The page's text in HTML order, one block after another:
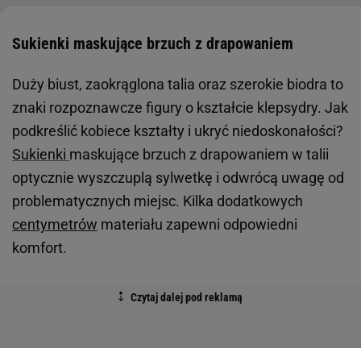
Sukienki maskujące brzuch z drapowaniem
Duży biust, zaokrąglona talia oraz szerokie biodra to
znaki rozpoznawcze figury o kształcie klepsydry. Jak
podkreślić kobiece kształty i ukryć niedoskonałości?
Sukienki maskujące brzuch z drapowaniem w talii
optycznie wyszczuplą sylwetkę i odwrócą uwagę od
problematycznych miejsc. Kilka dodatkowych
centymetrów materiału zapewni odpowiedni
komfort.